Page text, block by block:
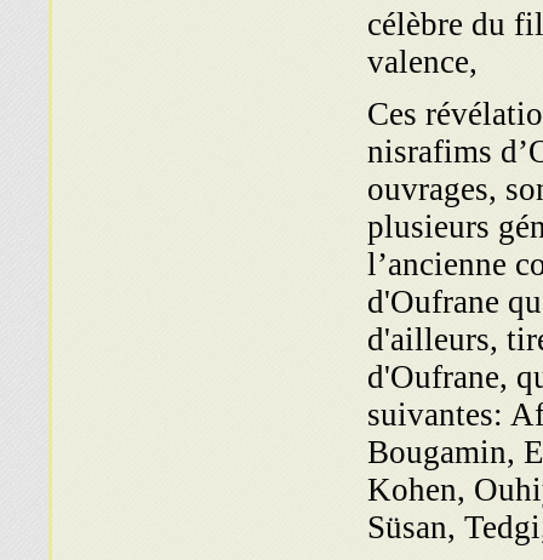
célèbre du
valence,
Ces
nisrafims
ouvrages,
plusieurs
l’ancienne
d'Oufrane
d'ailleurs,
d'Oufrane,
suivantes:
Bougamin,
Kohen,
Süsan,